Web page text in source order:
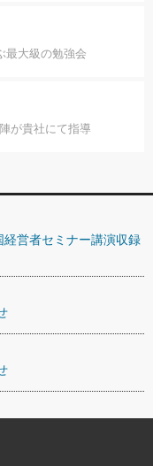
最大級の勉強会
が貴社にて指導
経営者セミナー講演収録